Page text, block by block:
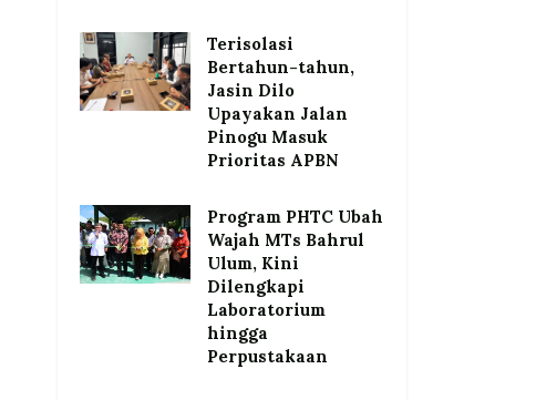
Terisolasi
Bertahun-tahun,
Jasin Dilo
Upayakan Jalan
Pinogu Masuk
Prioritas APBN
Program PHTC Ubah
Wajah MTs Bahrul
Ulum, Kini
Dilengkapi
Laboratorium
hingga
Perpustakaan